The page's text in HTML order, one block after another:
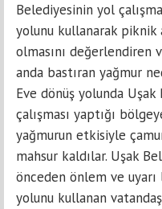
Belediyesinin yol
yolunu kullanarak piknik
olmasını değerlendiren
anda bastıran yağmur
Eve dönüş yolunda
çalışması yaptığı
yağmurun etkisiyle
mahsur kaldılar. Uşak
önceden önlem ve uyarı
yolunu kullanan